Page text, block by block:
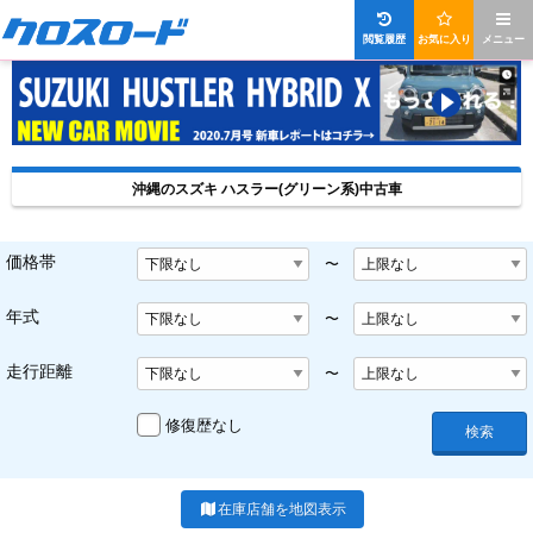
メニュー
お気に入り
閲覧履歴
沖縄のスズキ ハスラー(グリーン系)中古車
価格帯 〜
年式 〜
走行距離 〜
修復歴なし 検索
在庫店舗を地図表示